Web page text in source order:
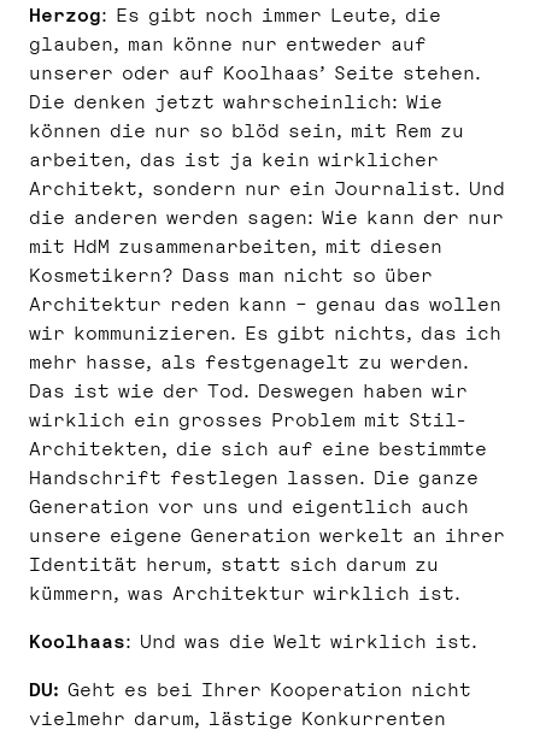
Herzog: Es gibt noch immer Leute, die
glauben, man könne nur entweder auf
unserer oder auf Koolhaas’ Seite stehen.
Die denken jetzt wahrscheinlich: Wie
können die nur so blöd sein, mit Rem zu
arbeiten, das ist ja kein wirklicher
Architekt, sondern nur ein Journalist. Und
die anderen werden sagen: Wie kann der nur
mit HdM zusammenarbeiten, mit diesen
Kosmetikern? Dass man nicht so über
Architektur reden kann – genau das wollen
wir kommunizieren. Es gibt nichts, das ich
mehr hasse, als festgenagelt zu werden.
Das ist wie der Tod. Deswegen haben wir
wirklich ein grosses Problem mit Stil-
Architekten, die sich auf eine bestimmte
Handschrift festlegen lassen. Die ganze
Generation vor uns und eigentlich auch
unsere eigene Generation werkelt an ihrer
Identität herum, statt sich darum zu
kümmern, was Architektur wirklich ist.
Koolhaas: Und was die Welt wirklich ist.
DU: Geht es bei Ihrer Kooperation nicht
vielmehr darum, lästige Konkurrenten